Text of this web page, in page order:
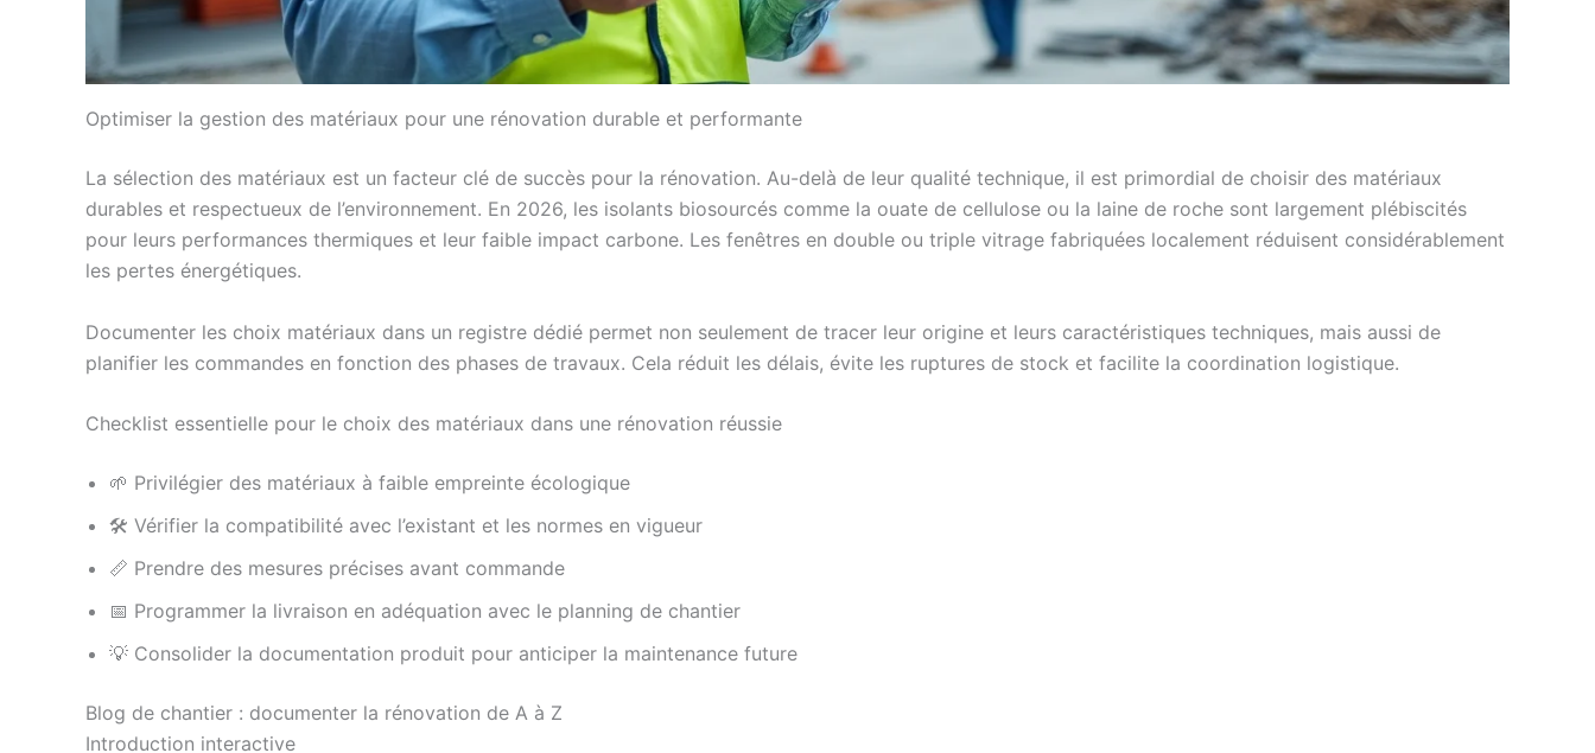
Optimiser la gestion des matériaux pour une rénovation durable et performante
La sélection des matériaux est un facteur clé de succès pour la rénovation. Au-delà de leur qualité technique, il est primordial de choisir des matériaux
durables et respectueux de l’environnement. En 2026, les isolants biosourcés comme la ouate de cellulose ou la laine de roche sont largement plébiscités
pour leurs performances thermiques et leur faible impact carbone. Les fenêtres en double ou triple vitrage fabriquées localement réduisent considérablement
les pertes énergétiques.
Documenter les choix matériaux dans un registre dédié permet non seulement de tracer leur origine et leurs caractéristiques techniques, mais aussi de
planifier les commandes en fonction des phases de travaux. Cela réduit les délais, évite les ruptures de stock et facilite la coordination logistique.
Checklist essentielle pour le choix des matériaux dans une rénovation réussie
🌱 Privilégier des matériaux à faible empreinte écologique
🛠️ Vérifier la compatibilité avec l’existant et les normes en vigueur
📏 Prendre des mesures précises avant commande
📅 Programmer la livraison en adéquation avec le planning de chantier
💡 Consolider la documentation produit pour anticiper la maintenance future
Blog de chantier : documenter la rénovation de A à Z
Introduction interactive